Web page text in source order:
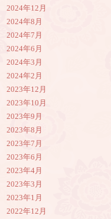
2024年12月
2024年8月
2024年7月
2024年6月
2024年3月
2024年2月
2023年12月
2023年10月
2023年9月
2023年8月
2023年7月
2023年6月
2023年4月
2023年3月
2023年1月
2022年12月